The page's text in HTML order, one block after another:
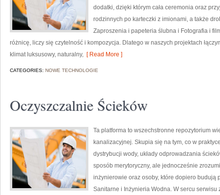
dodatki, dzięki którym cała ceremonia oraz
rodzinnych po karteczki z imionami, a także
Zaproszenia i papeteria ślubna i Fotografia i
różnicę, liczy się czytelność i kompozycja. Dlatego w naszych projektach
klimat luksusowy, naturalny, [ Read More ]
CATEGORIES: NOWE TECHNOLOGIE
Oczyszczalnie Ścieków
Ta platforma to wszechstronne repozytorium
kanalizacyjnej. Skupia się na tym, co w
dystrybucji wody, układy odprowadzania
sposób merytoryczny, ale jednocześnie
inżynierowie oraz osoby, które dopiero budują
Sanitarne i Inżynieria Wodna. W sercu